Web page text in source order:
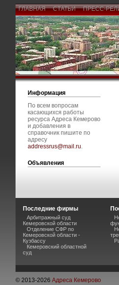
ГЛАВНАЯ СТАТЬИ ПРЕСС-
Информация
По всем вопросам
касающихся работы
ресурса Адреса Кемерово
и добавления в
справочник пишите по
адресу
addressrus@mail.ru.
Объявления
Последние фирмы
Арбитражный суд
Кемеровской области
Отделение СФР по
Кемеровской области -
Кузбассу
Кемеровский областной
суд
© 2013-2026 Адреса Кемерово